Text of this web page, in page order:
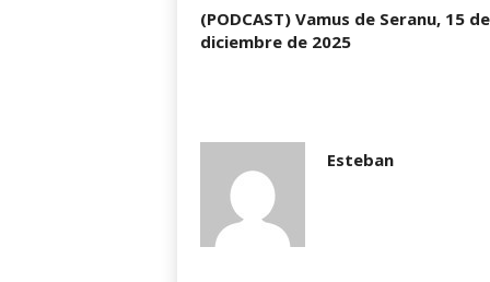
(PODCAST) Vamus de Seranu, 15 de
diciembre de 2025
Esteban